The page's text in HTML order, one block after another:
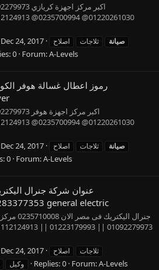
Dec 24, 2017 اصلاح ثلاجات
صيانة
0 Forum:A-Levels
Dec 24, 2017 اصلاح ثلاجات
صيانة
0 Forum:A-Levels
عنوان شركة جنرال
01283377353 - 0235699066 general electric
جنرال
Dec 24, 2017 اصلاح
ثلاجات
وكيل Replies: 0 Forum:A-Levels